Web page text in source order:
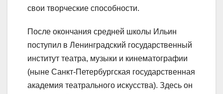
свои творческие способности.
После окончания средней школы Ильин
поступил в Ленинградский государственный
институт театра, музыки и кинематографии
(ныне Санкт-Петербургская государственная
академия театрального искусства). Здесь он